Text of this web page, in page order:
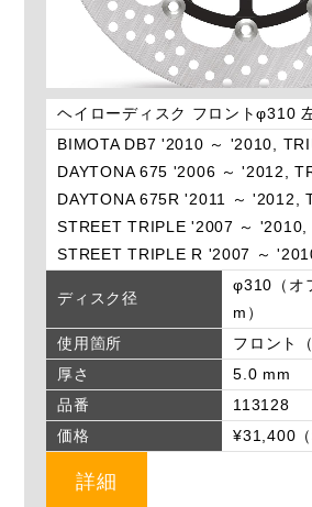
ヘイローディスク フロントφ310
BIMOTA DB7 '2010 ～ '2010,
DAYTONA 675 '2006 ～ '2012,
DAYTONA 675R '2011 ～ '2012,
STREET TRIPLE '2007 ～ '2010,
STREET TRIPLE R '2007 ～
ディスク径
φ310（オ
m）
使用箇所
フロント
厚さ
5.0 mm
品番
113128
価格
¥31,400
詳細